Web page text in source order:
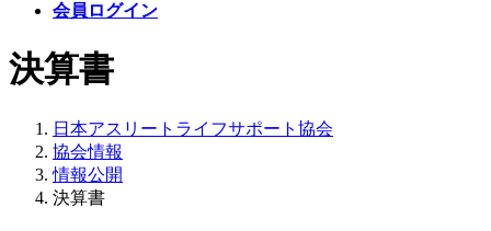
会員ログイン
決算書
日本アスリートライフサポート協会
協会情報
情報公開
決算書